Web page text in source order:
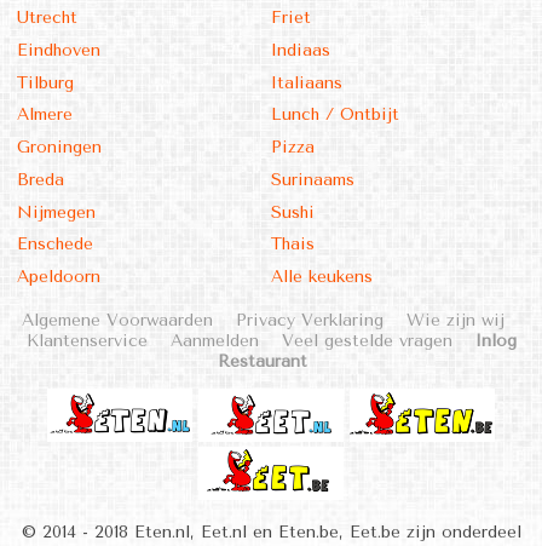
Utrecht
Eindhoven
Tilburg
Almere
Groningen
Breda
Nijmegen
Enschede
Apeldoorn
Friet
Indiaas
Italiaans
Lunch / Ontbijt
Pizza
Surinaams
Sushi
Thais
Alle keukens
Algemene Voorwaarden Privacy Verklaring
Wie zijn wij
Klantenservice
Aanmelden Veel gestelde vragen
Inlog
Restaurant
© 2014 - 2018 Eten.nl, Eet.nl en Eten.be, Eet.be zijn onderdeel